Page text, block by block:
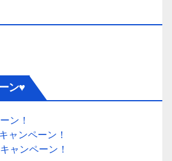
ン♥
ン！
ャンペーン！
ャンペーン！